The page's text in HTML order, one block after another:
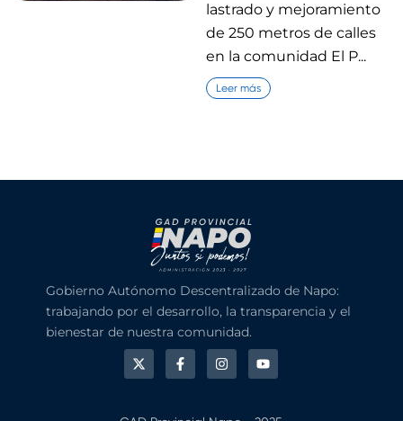
lastrado y mejoramiento
de 250 metros de calles
en la comunidad El P...
Leer más
Gobierno Autónomo Descentralizado de Napo:
trabajando por el desarrollo, la transparencia y el
bienestar de nuestra comunidad.
X
-
t
F
a
c
I
n
s
Y
o
u